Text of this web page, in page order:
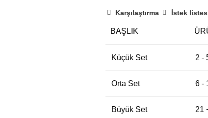
Karşılaştırma İstek
BAŞLIK
Küçük Set 2 -
Orta Set 6 -
Büyük Set 21